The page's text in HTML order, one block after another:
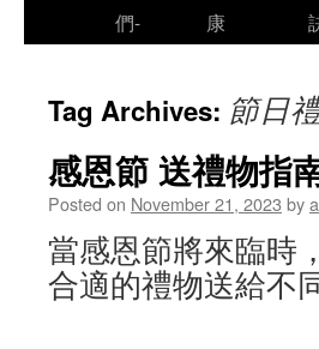
們-
康
Tag Archives: 節日
感恩節 送禮物指
Posted on November 21, 2023 by
當感恩節將來臨時
合適的禮物送給不